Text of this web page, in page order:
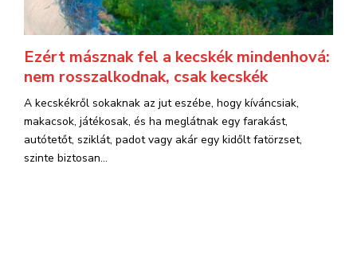
Ezért másznak fel a kecskék mindenhová:
nem rosszalkodnak, csak kecskék
A kecskékről sokaknak az jut eszébe, hogy kíváncsiak,
makacsok, játékosak, és ha meglátnak egy farakást,
autótetőt, sziklát, padot vagy akár egy kidőlt fatörzset,
szinte biztosan...